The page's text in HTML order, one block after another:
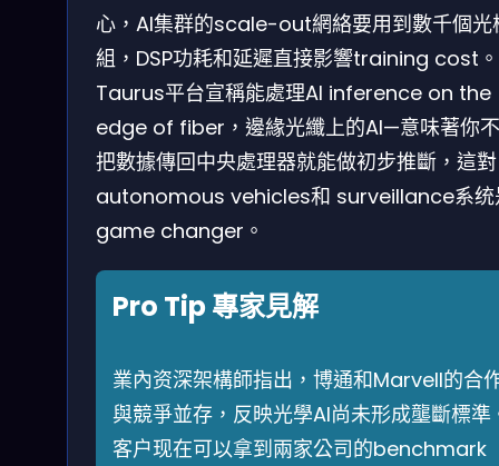
心，AI集群的scale-out網絡要用到數千個光
組，DSP功耗和延遲直接影響training cost。
Taurus平台宣稱能處理AI inference on the
edge of fiber，邊緣光纖上的AI—意味著你
把數據傳回中央處理器就能做初步推斷，這對
autonomous vehicles和 surveillance系统
game changer。
Pro Tip 專家見解
業內资深架構師指出，博通和Marvell的合
與競爭並存，反映光學AI尚未形成壟斷標準
客户现在可以拿到兩家公司的benchmark